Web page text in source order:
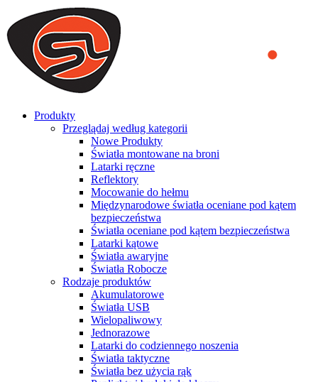
We use cookies to ensure that we provide you the best experience
on our website. By continuing to browse this website, you accept
that cookies are used to help us analyze how the website is used and
to offer you a better experience. To learn more or to find out how
you can disable cookies, you can access our
Produkty
Przeglądaj według kategorii
Nowe Produkty
Światła montowane na broni
Latarki ręczne
Reflektory
Mocowanie do hełmu
Międzynarodowe światła oceniane pod kątem
bezpieczeństwa
Światła oceniane pod kątem bezpieczeństwa
Latarki kątowe
Światła awaryjne
Światła Robocze
Rodzaje produktów
Akumulatorowe
Światła USB
Wielopaliwowy
Jednorazowe
Latarki do codziennego noszenia
Światła taktyczne
Światła bez użycia rąk